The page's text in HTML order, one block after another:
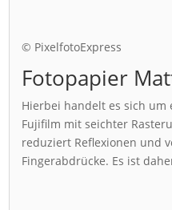
© PixelfotoExpress
Fotopapier
Hierbei handelt es sich um
Fujifilm mit seichter
reduziert Reflexionen und
Fingerabdrücke. Es ist